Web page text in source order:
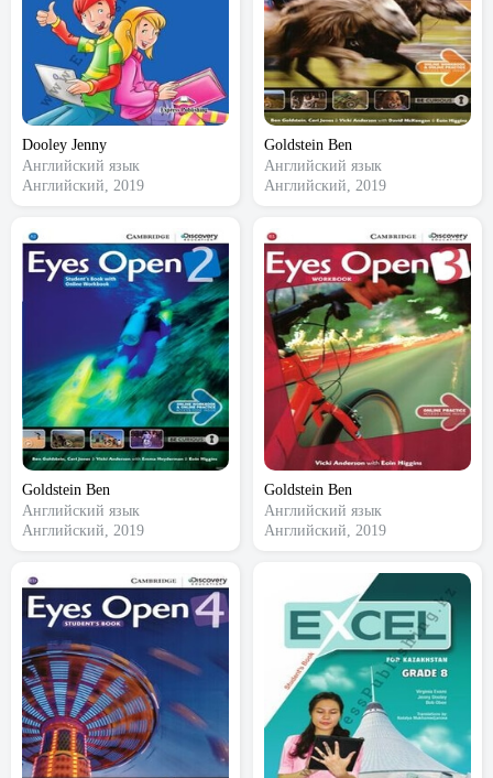
Dooley Jenny
Английский язык
Английский, 2019
Goldstein Ben
Английский язык
Английский, 2019
Goldstein Ben
Английский язык
Английский, 2019
Goldstein Ben
Английский язык
Английский, 2019